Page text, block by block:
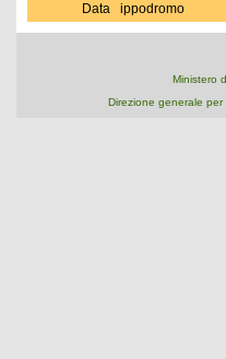
Data ippodromo
Ministero
Direzione generale